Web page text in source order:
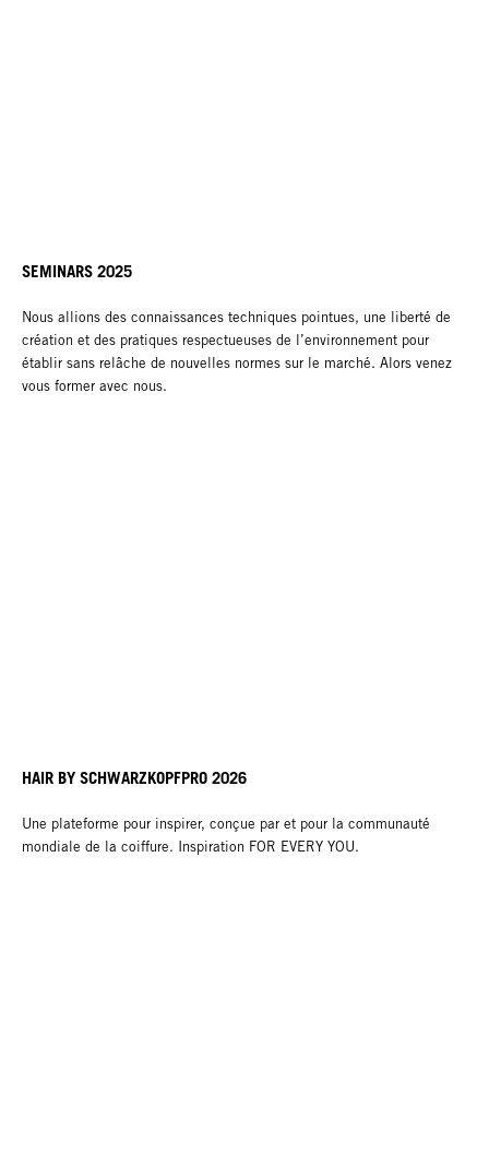
SEMINARS 2025
Nous allions des connaissances techniques pointues, une liberté de
création et des pratiques respectueuses de l’environnement pour
établir sans relâche de nouvelles normes sur le marché. Alors venez
vous former avec nous.
HAIR BY SCHWARZKOPFPRO 2026
Une plateforme pour inspirer, conçue par et pour la communauté
mondiale de la coiffure. Inspiration FOR EVERY YOU.